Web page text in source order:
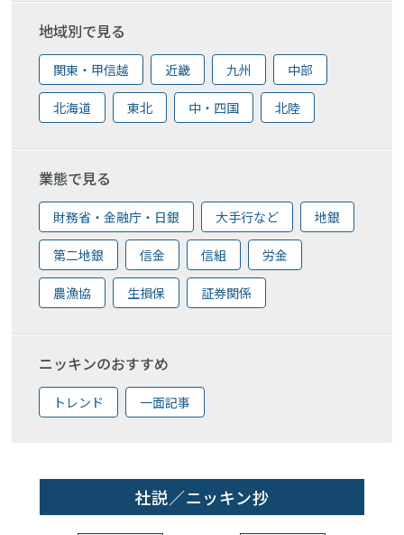
地域別で見る
関東・甲信越 近畿 九州 中部
北海道 東北 中・四国 北陸
業態で見る
財務省・金融庁・日銀 大手行など 地銀
第二地銀 信金 信組 労金
農漁協 生損保 証券関係
ニッキンのおすすめ
トレンド 一面記事
社説／ニッキン抄